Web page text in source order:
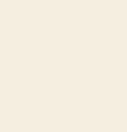
existent,...